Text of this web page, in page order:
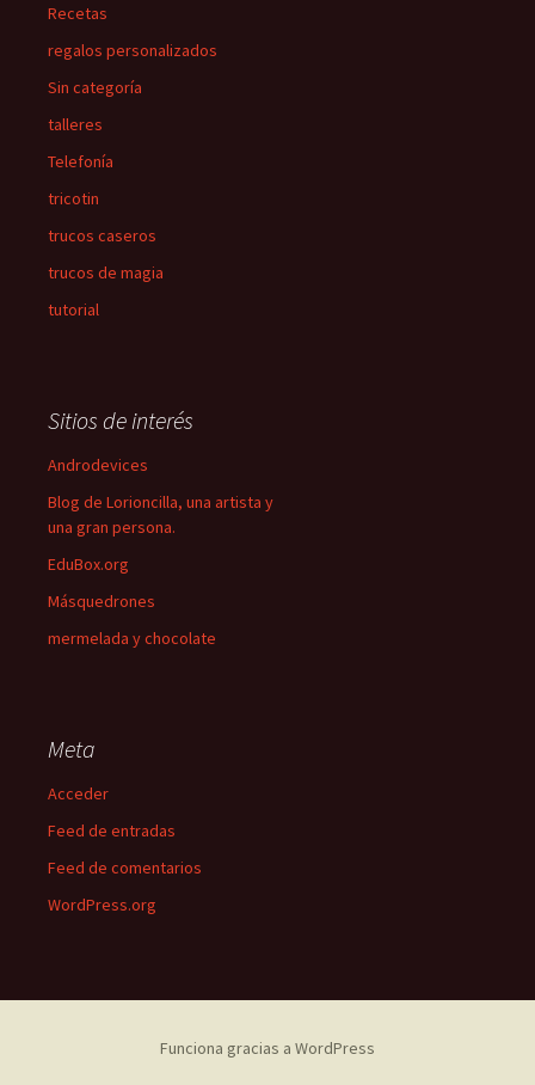
Recetas
regalos personalizados
Sin categoría
talleres
Telefonía
tricotin
trucos caseros
trucos de magia
tutorial
Sitios de interés
Androdevices
Blog de Lorioncilla, una artista y
una gran persona.
EduBox.org
Másquedrones
mermelada y chocolate
Meta
Acceder
Feed de entradas
Feed de comentarios
WordPress.org
Funciona gracias a WordPress